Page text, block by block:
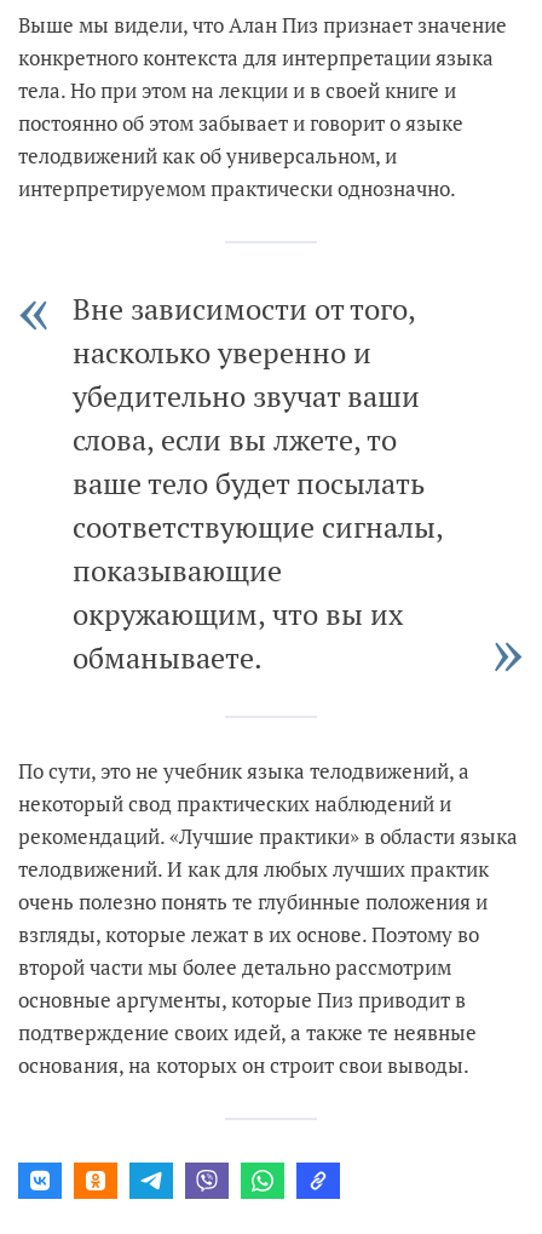
Выше мы видели, что Алан Пиз признает значение
конкретного контекста для интерпретации языка
тела. Но при этом на лекции и в своей книге и
постоянно об этом забывает и говорит о языке
телодвижений как об универсальном, и
интерпретируемом практически однозначно.
Вне зависимости от того,
насколько уверенно и
убедительно звучат ваши
слова, если вы лжете, то
ваше тело будет посылать
соответствующие сигналы,
показывающие
окружающим, что вы их
обманываете.
По сути, это не учебник языка телодвижений, а
некоторый свод практических наблюдений и
рекомендаций. «Лучшие практики» в области языка
телодвижений. И как для любых лучших практик
очень полезно понять те глубинные положения и
взгляды, которые лежат в их основе. Поэтому во
второй части мы более детально рассмотрим
основные аргументы, которые Пиз приводит в
подтверждение своих идей, а также те неявные
основания, на которых он строит свои выводы.